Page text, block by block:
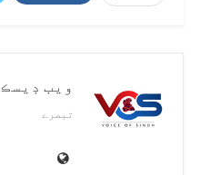
ويب ڊيسڪ
تبصرے